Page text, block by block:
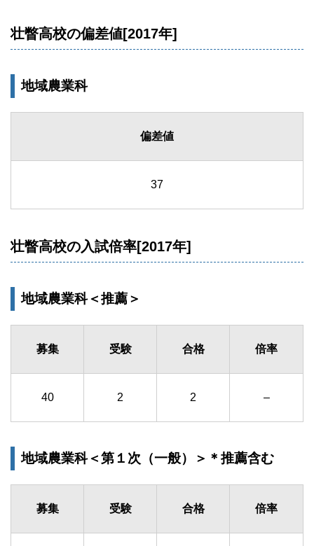
壮瞥高校の偏差値[2017年]
地域農業科
偏差値
37
壮瞥高校の入試倍率[2017年]
地域農業科＜推薦＞
募集 受験 合格 倍率
40 2 2 –
地域農業科＜第１次（一般）＞＊推薦含む
募集 受験 合格 倍率